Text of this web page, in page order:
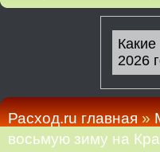
Расход.ru главная»
восьмую зиму на